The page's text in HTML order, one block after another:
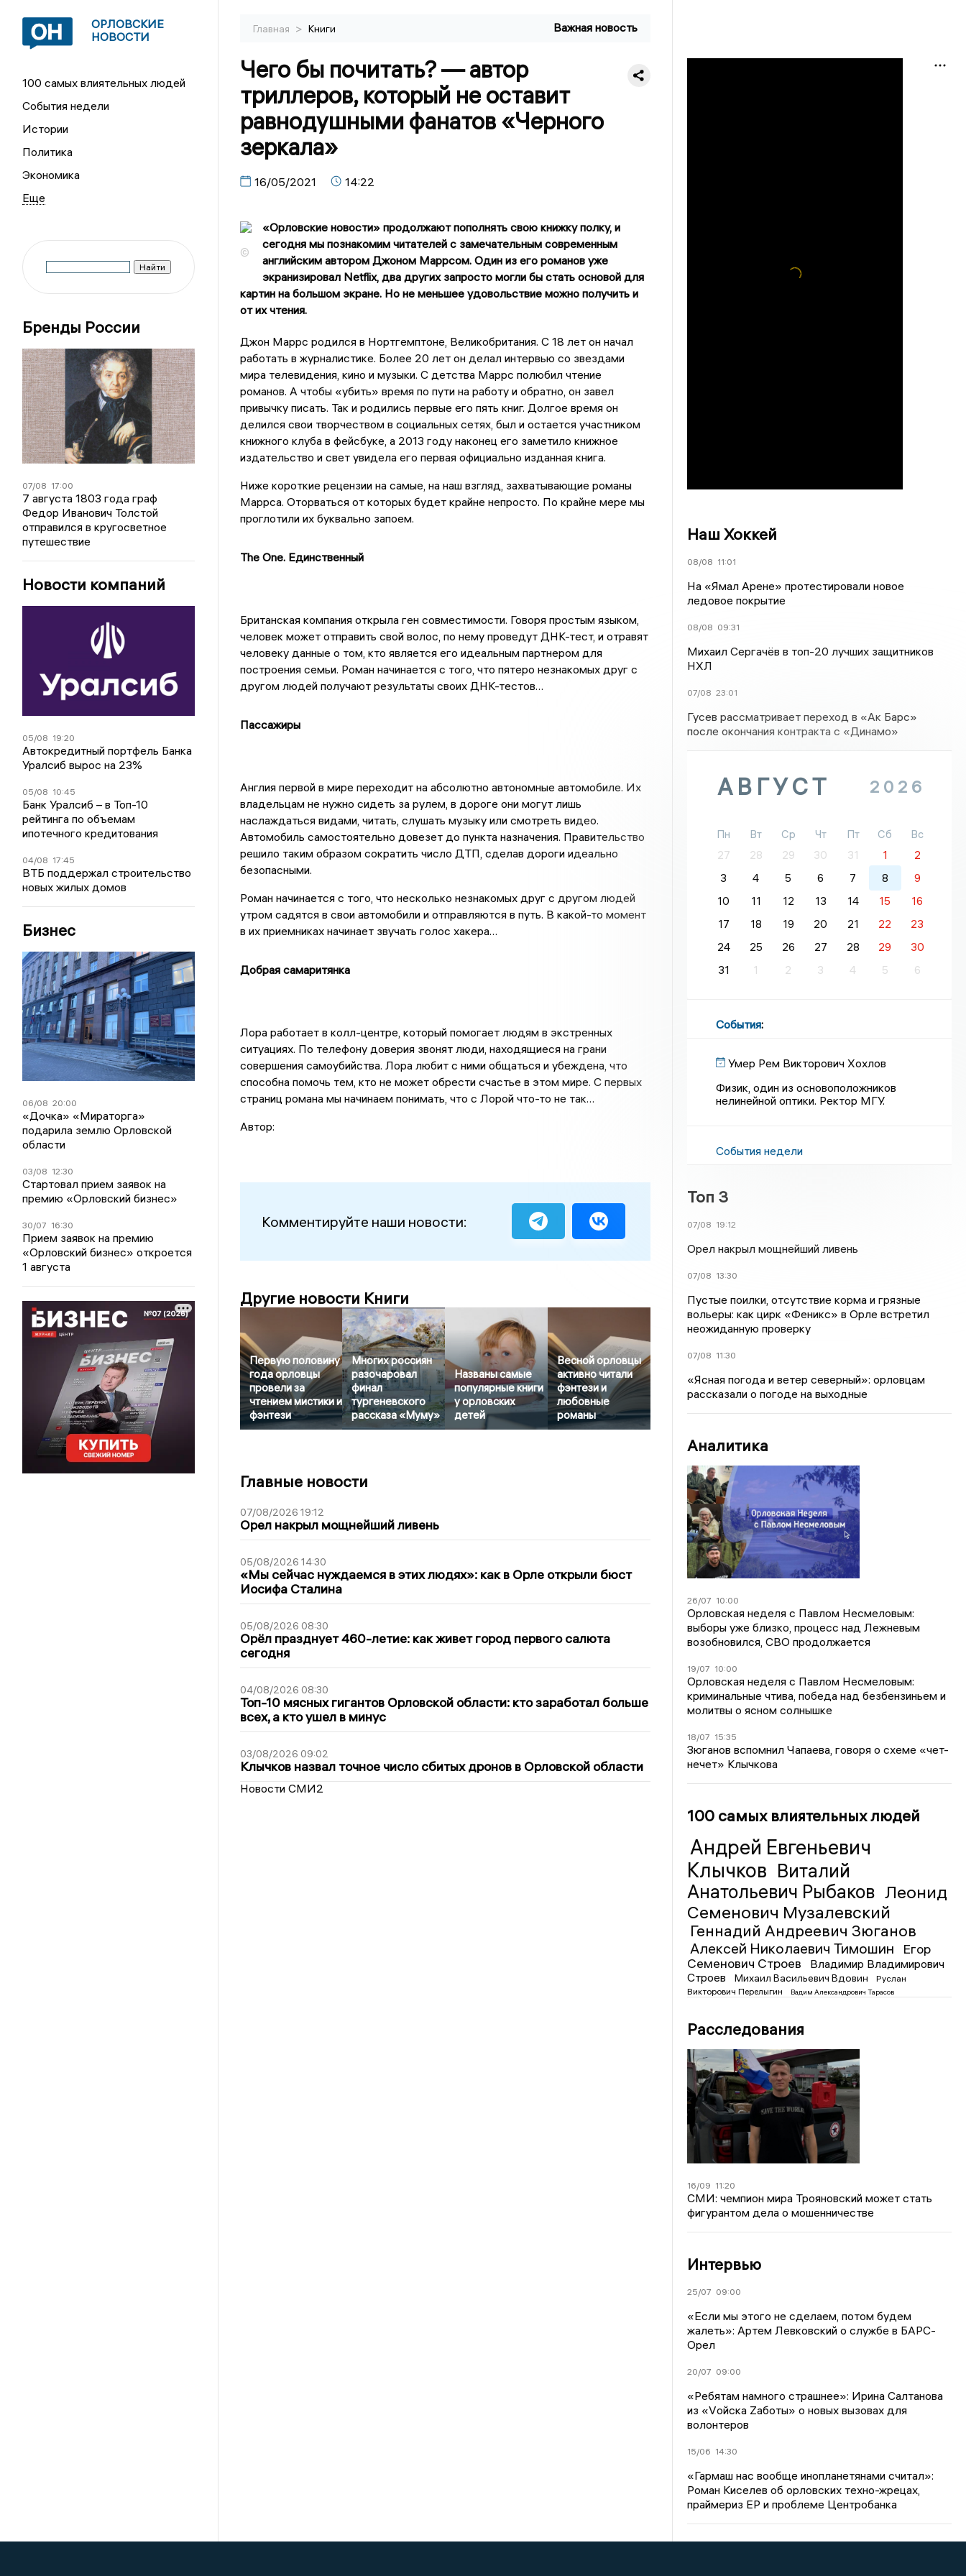
ОРЛОВСКИЕ
НОВОСТИ
100 самых влиятельных людей
События недели
Истории
Политика
Экономика
Бренды России
07/08 17:00
7 августа 1803 года граф
Федор Иванович Толстой
отправился в кругосветное
путешествие
Новости компаний
05/08 19:20
Автокредитный портфель Банка
Уралсиб вырос на 23%
05/08 10:45
Банк Уралсиб – в Топ-10
рейтинга по объемам
ипотечного кредитования
04/08 17:45
ВТБ поддержал строительство
новых жилых домов
Бизнес
06/08 20:00
«Дочка» «Мираторга»
подарила землю Орловской
области
03/08 12:30
Стартовал прием заявок на
премию «Орловский бизнес»
30/07 16:30
Прием заявок на премию
«Орловский бизнес» откроется
1 августа
Главная > Книги Важная новость
Чего бы почитать? — автор
триллеров, который не оставит
равнодушными фанатов «Черного
зеркала»
16/05/2021 14:22
©
«Орловские новости» продолжают пополнять свою книжку полку, и
сегодня мы познакомим читателей с замечательным современным
английским автором Джоном Маррсом. Один из его романов уже
экранизировал Netflix, два других запросто могли бы стать основой для
картин на большом экране. Но не меньшее удовольствие можно получить и
от их чтения.
Джон Маррс родился в Нортгемптоне, Великобритания. С 18 лет он начал
работать в журналистике. Более 20 лет он делал интервью со звездами
мира телевидения, кино и музыки. С детства Маррс полюбил чтение
романов. А чтобы «убить» время по пути на работу и обратно, он завел
привычку писать. Так и родились первые его пять книг. Долгое время он
делился свои творчеством в социальных сетях, был и остается участником
книжного клуба в фейсбуке, а 2013 году наконец его заметило книжное
издательство и свет увидела его первая официально изданная книга.
Ниже короткие рецензии на самые, на наш взгляд, захватывающие романы
Маррса. Оторваться от которых будет крайне непросто. По крайне мере мы
проглотили их буквально запоем.
The One. Единственный
Британская компания открыла ген совместимости. Говоря простым языком,
человек может отправить свой волос, по нему проведут ДНК-тест, и отравят
человеку данные о том, кто является его идеальным партнером для
построения семьи. Роман начинается с того, что пятеро незнакомых друг с
другом людей получают результаты своих ДНК-тестов…
Пассажиры
Англия первой в мире переходит на абсолютно автономные автомобиле. Их
владельцам не нужно сидеть за рулем, в дороге они могут лишь
наслаждаться видами, читать, слушать музыку или смотреть видео.
Автомобиль самостоятельно довезет до пункта назначения. Правительство
решило таким образом сократить число ДТП, сделав дороги идеально
безопасными.
Роман начинается с того, что несколько незнакомых друг с другом людей
утром садятся в свои автомобили и отправляются в путь. В какой-то момент
в их приемниках начинает звучать голос хакера…
Добрая самаритянка
Лора работает в колл-центре, который помогает людям в экстренных
ситуациях. По телефону доверия звонят люди, находящиеся на грани
совершения самоубийства. Лора любит с ними общаться и убеждена, что
способна помочь тем, кто не может обрести счастье в этом мире. С первых
страниц романа мы начинаем понимать, что с Лорой что-то не так…
Автор:
Комментируйте наши новости:
Другие новости Книги
Первую половину
года орловцы
провели за
чтением мистики и
фэнтези
Многих россиян
разочаровал
финал
тургеневского
рассказа «Муму»
Названы самые
популярные книги
у орловских
детей
Весной орловцы
активно читали
фэнтези и
любовные
романы
Главные новости
07/08/2026 19:12
Орел накрыл мощнейший ливень
05/08/2026 14:30
«Мы сейчас нуждаемся в этих людях»: как в Орле открыли бюст
Иосифа Сталина
05/08/2026 08:30
Орёл празднует 460-летие: как живет город первого салюта
сегодня
04/08/2026 08:30
Топ-10 мясных гигантов Орловской области: кто заработал больше
всех, а кто ушел в минус
03/08/2026 09:02
Клычков назвал точное число сбитых дронов в Орловской области
Новости СМИ2
Наш Хоккей
08/08 11:01
На «Ямал Арене» протестировали новое
ледовое покрытие
08/08 09:31
Михаил Сергачёв в топ-20 лучших защитников
НХЛ
07/08 23:01
Гусев рассматривает переход в «Ак Барс»
после окончания контракта с «Динамо»
АВГУСТ 2026
Пн Вт Ср Чт Пт Сб
Вс
27
28 29 30 31 1
2
3
4 5 6 7 8
9
10
11 12 13 14 15
16
17
18 19 20 21 22
23
24
25 26 27 28 29
30
31
1 2 3 4 5 6
События:
Умер Рем Викторович Хохлов
Физик, один из основоположников
нелинейной оптики. Ректор МГУ.
События недели
Топ 3
07/08 19:12
Орел накрыл мощнейший ливень
07/08 13:30
Пустые поилки, отсутствие корма и грязные
вольеры: как цирк «Феникс» в Орле встретил
неожиданную проверку
07/08 11:30
«Ясная погода и ветер северный»: орловцам
рассказали о погоде на выходные
Аналитика
26/07 10:00
Орловская неделя с Павлом Несмеловым:
выборы уже близко, процесс над Лежневым
возобновился, СВО продолжается
19/07 10:00
Орловская неделя с Павлом Несмеловым:
криминальные чтива, победа над безбензиньем и
молитвы о ясном солнышке
18/07 15:35
Зюганов вспомнил Чапаева, говоря о схеме «чет-
нечет» Клычкова
100 самых влиятельных людей
Андрей Евгеньевич
Клычков Виталий
Анатольевич Рыбаков Леонид
Семенович Музалевский
Геннадий Андреевич Зюганов
Алексей Николаевич Тимошин
Егор
Семенович Строев
Владимир Владимирович
Строев
Михаил Васильевич Вдовин
Руслан
Викторович Перелыгин
Вадим Александрович Тарасов
Расследования
16/09 11:20
СМИ: чемпион мира Трояновский может стать
фигурантом дела о мошенничестве
Интервью
25/07 09:00
«Если мы этого не сделаем, потом будем
жалеть»: Артем Левковский о службе в БАРС-
Орел
20/07 09:00
«Ребятам намного страшнее»: Ирина Салтанова
из «Vойска Zаботы» о новых вызовах для
волонтеров
15/06 14:30
«Гармаш нас вообще инопланетянами считал»:
Роман Киселев об орловских техно-жрецах,
праймериз ЕР и проблеме Центробанка